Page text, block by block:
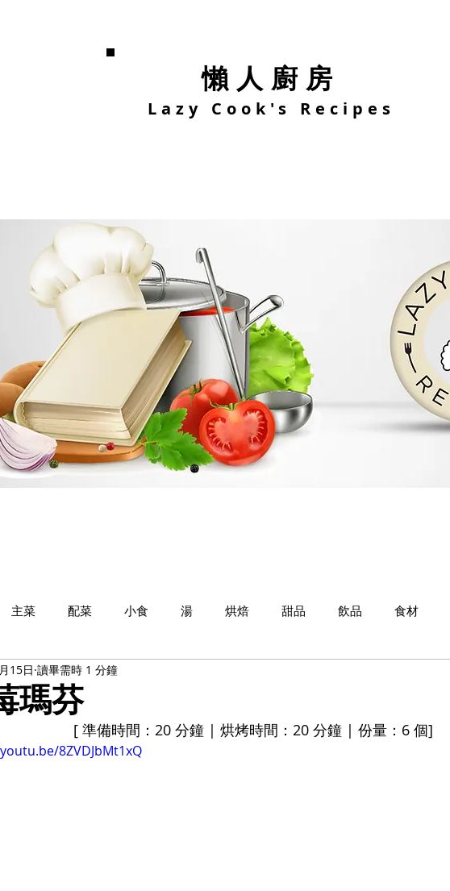
懶人廚房
Lazy Cook's Recipes
主菜 配菜 小食 湯 烘焙 甜品 飲品 食材
瑪芬
15日 讀畢需時 1 分鐘
[ 準備時間：20 分鐘 | 烘烤時間：20 分鐘 | 份量：6 個]
8ZVDJbMt1xQ